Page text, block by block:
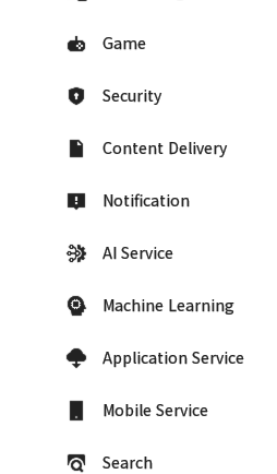
Game
Security
Content Delivery
Notification
AI Service
Machine Learning
Application Service
Mobile Service
Search